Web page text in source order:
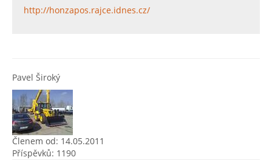
http://honzapos.rajce.idnes.cz/
Pavel Široký
Členem od: 14.05.2011
Příspěvků: 1190